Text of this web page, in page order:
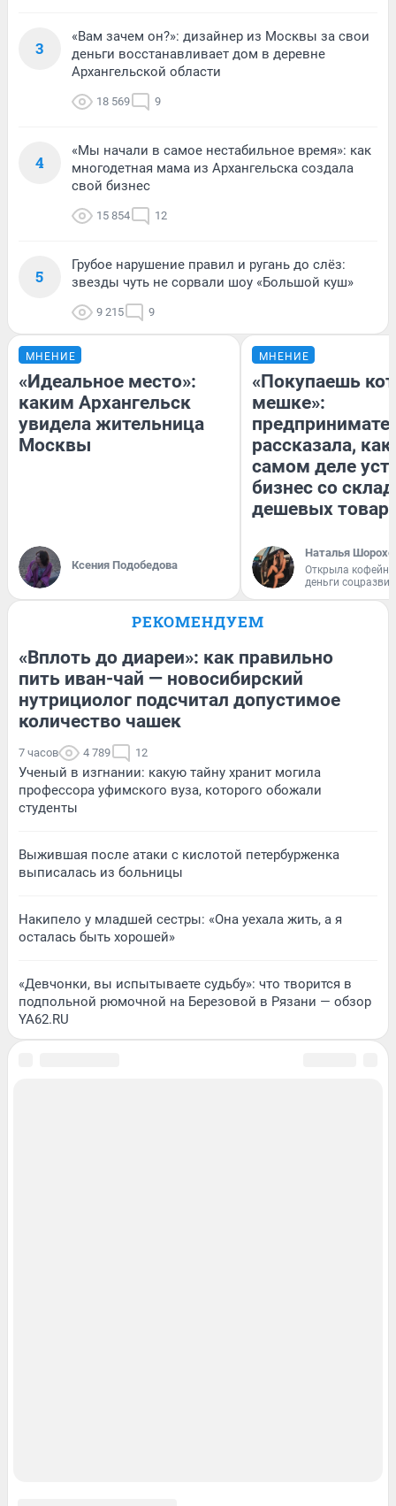
3
«Вам зачем он?»: дизайнер из Москвы за свои
деньги восстанавливает дом в деревне
Архангельской области
18 569 9
4
«Мы начали в самое нестабильное время»: как
многодетная мама из Архангельска создала
свой бизнес
15 854 12
5
Грубое нарушение правил и ругань до слёз:
звезды чуть не сорвали шоу «Большой куш»
9 215 9
МНЕНИЕ
«Идеальное место»:
каким Архангельск
увидела жительница
Москвы
Ксения Подобедова
МНЕНИЕ
«Покупаешь
мешке»:
рассказала, как
самом деле
бизнес со
дешевых
Наталья
Открыла
деньги
РЕКОМЕНДУЕМ
«Вплоть до диареи»: как правильно
пить иван-чай — новосибирский
нутрициолог подсчитал допустимое
количество чашек
7 часов 4 789 12
Ученый в изгнании: какую тайну хранит могила
профессора уфимского вуза, которого обожали
студенты
Выжившая после атаки с кислотой петербурженка
выписалась из больницы
Накипело у младшей сестры: «Она уехала жить, а я
осталась быть хорошей»
«Девчонки, вы испытываете судьбу»: что творится в
подпольной рюмочной на Березовой в Рязани — обзор
YA62.RU